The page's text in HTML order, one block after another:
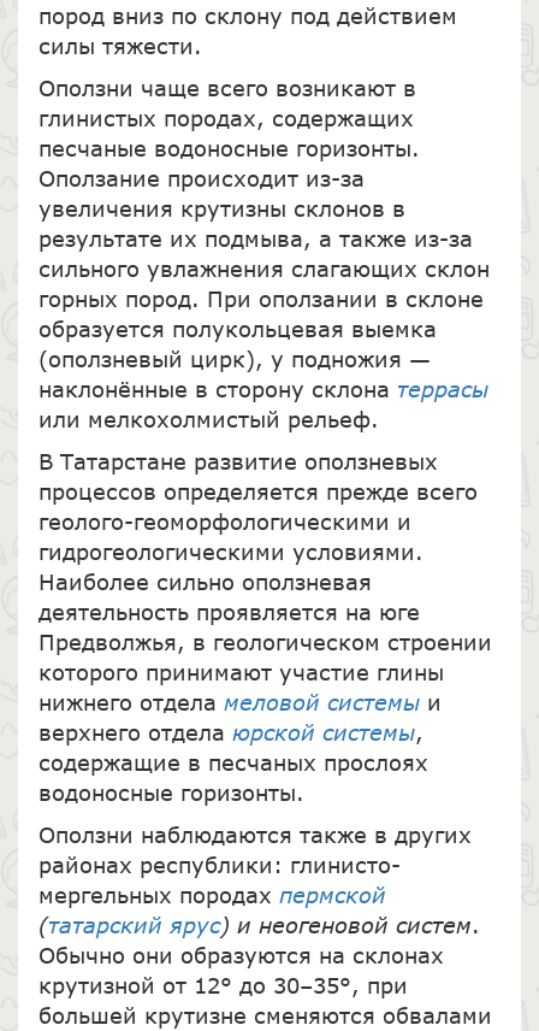
пород вниз по склону под действием
силы тяжести.
Оползни чаще всего возникают в
глинистых породах, содержащих
песчаные водоносные горизонты.
Оползание происходит из-за
увеличения крутизны склонов в
результате их подмыва, а также из-за
сильного увлажнения слагающих склон
горных пород. При оползании в склоне
образуется полукольцевая выемка
(оползневый цирк), у подножия —
наклонённые в сторону склона террасы
или мелкохолмистый рельеф.
В Татарстане развитие оползневых
процессов определяется прежде всего
геолого-геоморфологическими и
гидрогеологическими условиями.
Наиболее сильно оползневая
деятельность проявляется на юге
Предволжья, в геологическом строении
которого принимают участие глины
нижнего отдела меловой системыи
верхнего отдела юрской системы,
содержащие в песчаных прослоях
водоносные горизонты.
Оползни наблюдаются также в других
районах республики: глинисто-
мергельных породах пермской
(татарский ярус) и неогеновой систем.
Обычно они образуются на склонах
крутизной от 12° до 30–35°, при
большей крутизне сменяются обвалами